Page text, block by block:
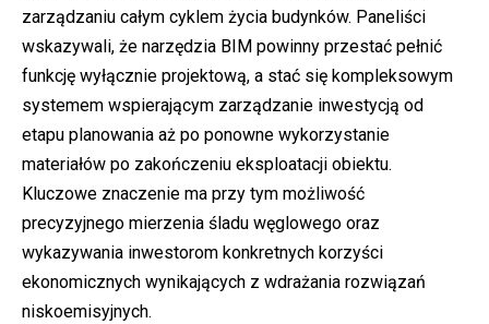
zarządzaniu całym cyklem życia budynków. Paneliści
wskazywali, że narzędzia BIM powinny przestać pełnić
funkcję wyłącznie projektową, a stać się kompleksowym
systemem wspierającym zarządzanie inwestycją od
etapu planowania aż po ponowne wykorzystanie
materiałów po zakończeniu eksploatacji obiektu.
Kluczowe znaczenie ma przy tym możliwość
precyzyjnego mierzenia śladu węglowego oraz
wykazywania inwestorom konkretnych korzyści
ekonomicznych wynikających z wdrażania rozwiązań
niskoemisyjnych.